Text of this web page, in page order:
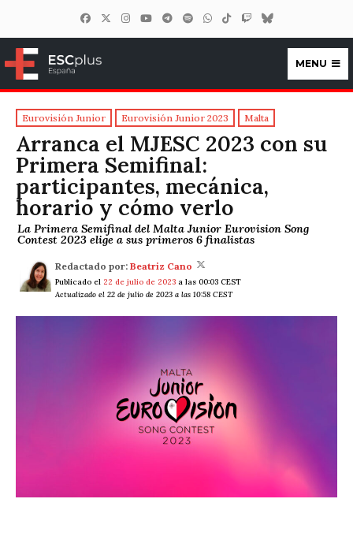
ESCplus España
MENU
Eurovisión Junior Eurovisión Junior 2023 Malta
Arranca el MJESC 2023 con su
Primera Semifinal:
participantes, mecánica,
horario y cómo verlo
La Primera Semifinal del Malta Junior Eurovision Song
Contest 2023 elige a sus primeros 6 finalistas
Redactado por: Beatriz Cano
Publicado el 22 de julio de 2023 a las 00:03 CEST
Actualizado el 22 de julio de 2023 a las 10:58 CEST